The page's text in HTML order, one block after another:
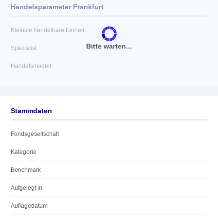
Bitte warten...
Handelsparameter Frankfurt
Kleinste handelbare Einheit
Spezialist
Handelsmodell
Stammdaten
Fondsgesellschaft
Kategorie
Benchmark
Aufgelegt in
Auflagedatum